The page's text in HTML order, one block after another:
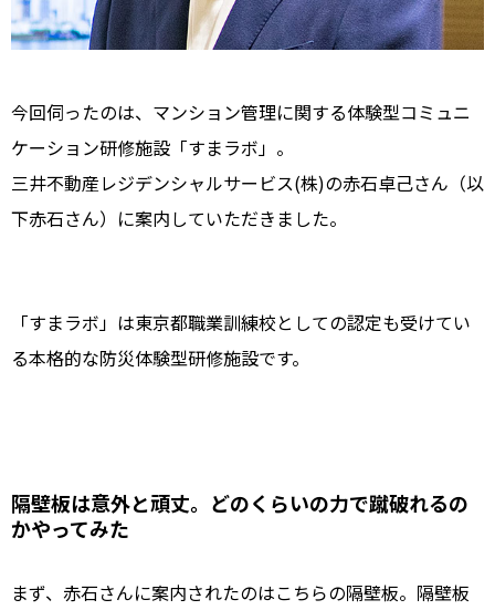
今回伺ったのは、マンション管理に関する体験型コミュニ
ケーション研修施設「すまラボ」。
三井不動産レジデンシャルサービス(株)の赤石卓己さん（以
下赤石さん）に案内していただきました。
「すまラボ」は東京都職業訓練校としての認定も受けてい
る本格的な防災体験型研修施設です。
隔壁板は意外と頑丈。どのくらいの力で蹴破れるの
かやってみた
まず、赤石さんに案内されたのはこちらの隔壁板。隔壁板